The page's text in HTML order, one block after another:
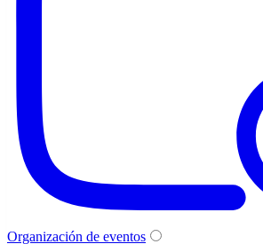
Organización de eventos